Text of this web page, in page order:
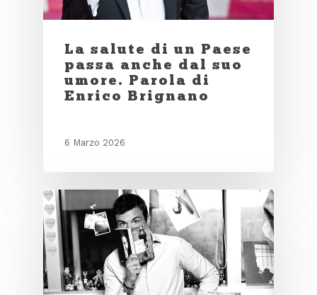
La salute di un Paese
passa anche dal suo
umore. Parola di
Enrico Brignano
6 Marzo 2026